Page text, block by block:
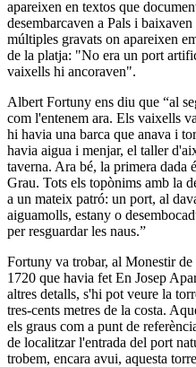
apareixen en textos que
desembarcaven a Pals i
múltiples gravats on apareixen
de la platja: "No era un port
vaixells hi ancoraven".
Albert Fortuny ens diu que “al
com l'entenem ara. Els vaixells
hi havia una barca que anava i
havia aigua i menjar, el taller
taverna. Ara bé, la primera dada
Grau. Tots els topònims amb la
a un mateix patró: un port, al
aiguamolls, estany o
per resguardar les naus.”
Fortuny va trobar, al Monestir
1720 que havia fet En Josep
altres detalls, s'hi pot veure la
tres-cents metres de la costa.
els graus com a punt de
de localitzar l'entrada del port
trobem, encara avui, aquesta